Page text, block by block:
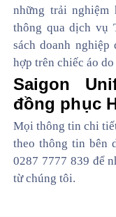
những trải nghiệm
thông qua dịch vụ
sách doanh
hợp trên chiếc áo
Saigon
đồng phục
Mọi thông tin chi
theo thông tin bên
0287 7777 839 để
từ chúng tôi.